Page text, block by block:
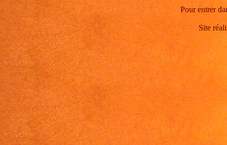
Pour entrer
Site